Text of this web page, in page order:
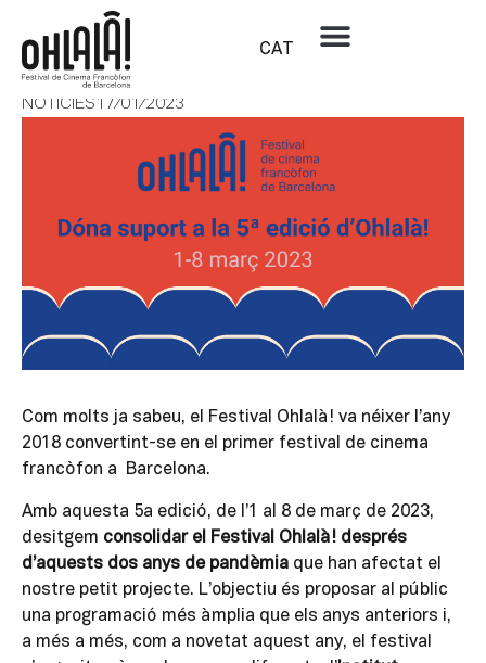
CAT
Campanya de crowdfunding per a la 5a edició
NOTÍCIES 17/01/2023
Com molts ja sabeu, el Festival Ohlalà! va néixer l’any
2018 convertint-se en el primer festival de cinema
francòfon a Barcelona.
Amb aquesta 5a edició, de l’1 al 8 de març de 2023,
desitgem consolidar el Festival Ohlalà! després
d’aquests dos anys de pandèmia que han afectat el
nostre petit projecte. L’objectiu és proposar al públic
una programació més àmplia que els anys anteriors i,
a més a més, com a novetat aquest any, el festival